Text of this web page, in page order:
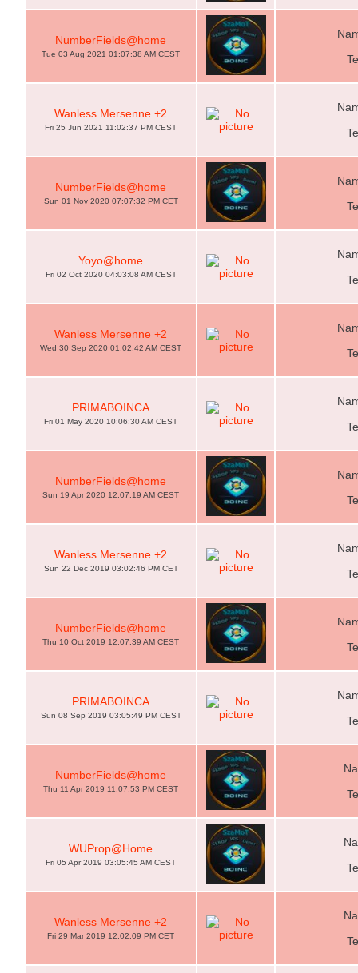
NumberFields@home
Tue 03 Aug 2021 01:07:38 AM CEST
Wanless Mersenne +2
Fri 25 Jun 2021 11:02:37 PM CEST
NumberFields@home
Sun 01 Nov 2020 07:07:32 PM CET
Yoyo@home
Fri 02 Oct 2020 04:03:08 AM CEST
Wanless Mersenne +2
Wed 30 Sep 2020 01:02:42 AM CEST
PRIMABOINCA
Fri 01 May 2020 10:06:30 AM CEST
NumberFields@home
Sun 19 Apr 2020 12:07:19 AM CEST
Wanless Mersenne +2
Sun 22 Dec 2019 03:02:46 PM CET
NumberFields@home
Thu 10 Oct 2019 12:07:39 AM CEST
PRIMABOINCA
Sun 08 Sep 2019 03:05:49 PM CEST
NumberFields@home
Thu 11 Apr 2019 11:07:53 PM CEST
WUProp@Home
Fri 05 Apr 2019 03:05:45 AM CEST
Wanless Mersenne +2
Fri 29 Mar 2019 12:02:09 PM CET